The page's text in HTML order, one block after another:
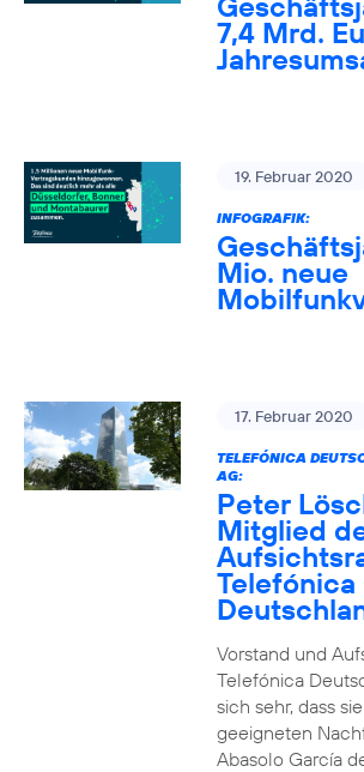
7,4 Mrd.
19. Februar 2020
INFOGRAFIK:
Mio. neue
17. Februar 2020
TELEFÓNICA
AG:
Peter
Mitglied
Telefónica
Vorstand und
Telefónica
sich sehr, dass
geeigneten
Abasolo García